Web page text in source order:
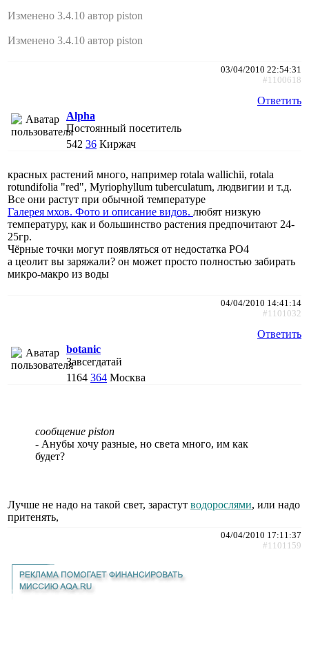
Изменено 3.4.10 автор piston
Изменено 3.4.10 автор piston
03/04/2010 22:54:31
#1100618
Ответить
Alpha
Постоянный посетитель
542 36 Киржач
красных растений много, например rotala wallichii, rotala
rotundifolia "red", Myriophyllum tuberculatum, людвигии и т.д.
Все они растут при обычной температуре
Галерея мхов. Фото и описание видов. любят низкую
температуру, как и большинство растения предпочитают 24-
25гр.
Чёрные точки могут появляться от недостатка PO4
а цеолит вы заряжали? он может просто полностью забирать
микро-макро из воды
04/04/2010 14:41:14
#1101032
Ответить
botanic
Завсегдатай
1164 364 Москва
сообщение piston
- Анубы хочу разные, но света много, им как
будет?
Лучше не надо на такой свет, зарастут водорослями, или надо
притенять,
04/04/2010 17:11:37
#1101159